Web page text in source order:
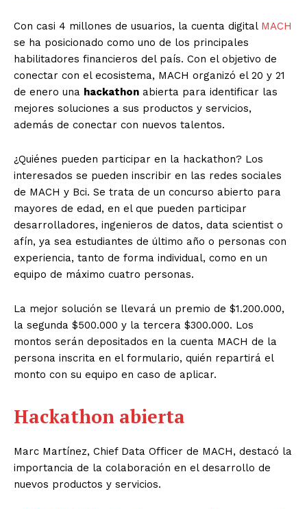
Con casi 4 millones de usuarios, la cuenta digital MACH
se ha posicionado como uno de los principales
habilitadores financieros del país. Con el objetivo de
conectar con el ecosistema, MACH organizó el 20 y 21
de enero una hackathon abierta para identificar las
mejores soluciones a sus productos y servicios,
además de conectar con nuevos talentos.
¿Quiénes pueden participar en la hackathon? Los
interesados se pueden inscribir en las redes sociales
de MACH y Bci. Se trata de un concurso abierto para
mayores de edad, en el que pueden participar
desarrolladores, ingenieros de datos, data scientist o
afín, ya sea estudiantes de último año o personas con
experiencia, tanto de forma individual, como en un
equipo de máximo cuatro personas.
La mejor solución se llevará un premio de $1.200.000,
la segunda $500.000 y la tercera $300.000. Los
montos serán depositados en la cuenta MACH de la
persona inscrita en el formulario, quién repartirá el
monto con su equipo en caso de aplicar.
Hackathon abierta
Marc Martínez, Chief Data Officer de MACH, destacó la
importancia de la colaboración en el desarrollo de
nuevos productos y servicios.